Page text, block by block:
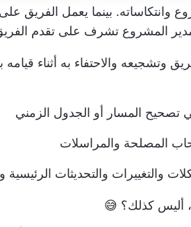
وانتكاساته. بينما يعمل الفريق
مدير المشروع تشرف على تقدم
وتشجيعه والاحتفاء به أثناء قيامه
تصحيح المسار أو الجدول الزمني
المصلحة والمراسلات
والتغييرات والتحديثات الرئيسية
أليس كذلك؟ 😅